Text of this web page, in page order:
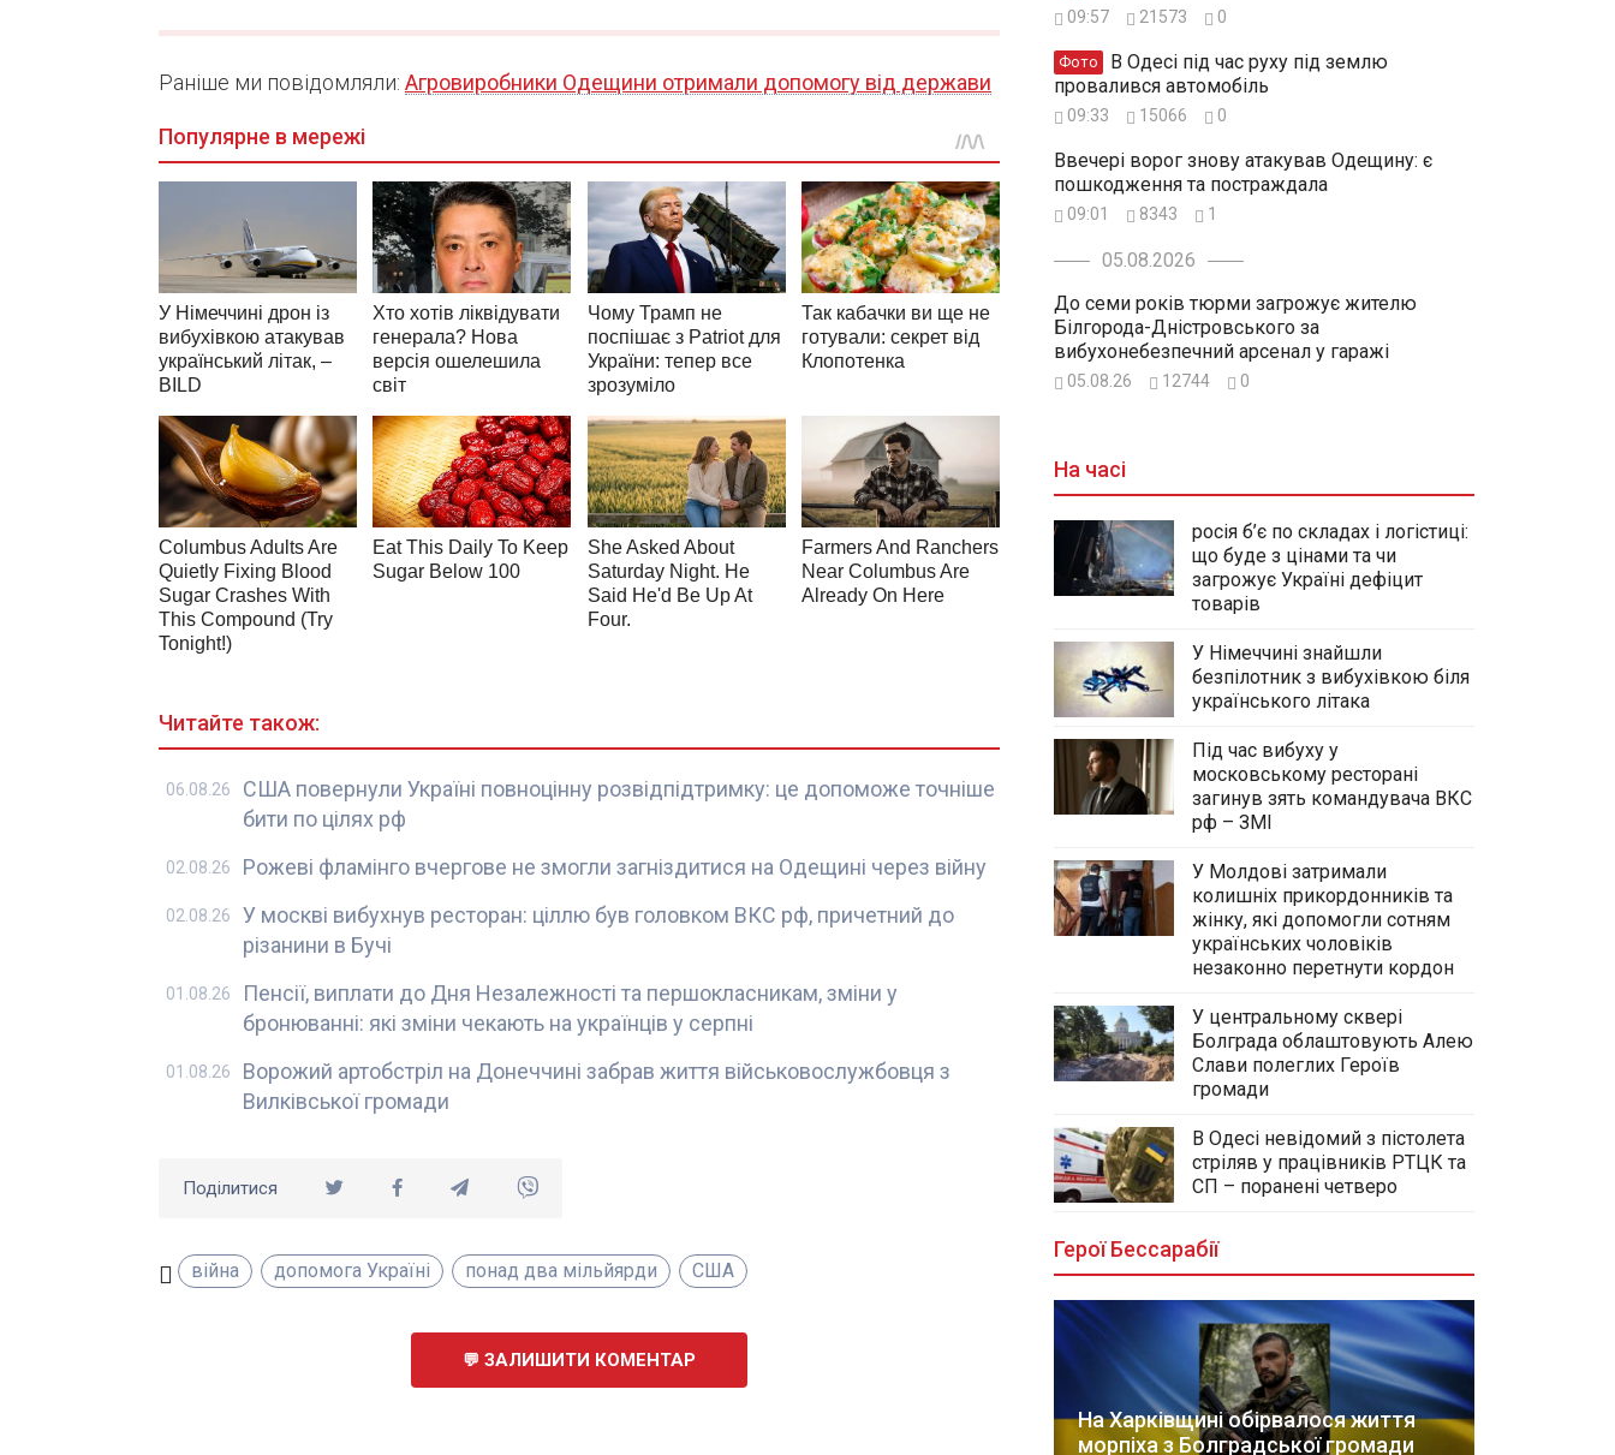
Раніше ми повідомляли: Агровиробники Одещини отримали допомогу від держави
Читайте також:
США повернули Україні повноцінну розвідпідтримку: це допоможе точніше
бити по цілях рф
06.08.26
Рожеві фламінго вчергове не змогли загніздитися на Одещині через війну
02.08.26
У москві вибухнув ресторан: ціллю був головком ВКС рф, причетний до
різанини в Бучі
02.08.26
Пенсії, виплати до Дня Незалежності та першокласникам, зміни у
бронюванні: які зміни чекають на українців у серпні
01.08.26
Ворожий артобстріл на Донеччині забрав життя військовослужбовця з
Вилківської громади
01.08.26
Поділитися
війна допомога Україні понад два мільйярди США
ЗАЛИШИТИ КОМЕНТАР
09:57 21573 0
Фото
провалився автомобіль
09:33 15066 0
Ввечері ворог знову атакував Одещину: є
пошкодження та постраждала
09:01 8343 1
05.08.2026
До семи років тюрми загрожує жителю
Білгорода-Дністровського за
вибухонебезпечний арсенал у гаражі
05.08.26 12744 0
На часі
росія б’є по складах і логістиці:
що буде з цінами та чи
загрожує Україні дефіцит
товарів
У Німеччині знайшли
безпілотник з вибухівкою біля
українського літака
Під час вибуху у
московському ресторані
загинув зять командувача ВКС
рф – ЗМІ
У Молдові затримали
колишніх прикордонників та
жінку, які допомогли сотням
українських чоловіків
незаконно перетнути кордон
У центральному сквері
Болграда облаштовують Алею
Слави полеглих Героїв
громади
В Одесі невідомий з пістолета
стріляв у працівників РТЦК та
СП – поранені четверо
Герої Бессарабії
На Харківщині обірвалося життя
морпіха з Болградської громади